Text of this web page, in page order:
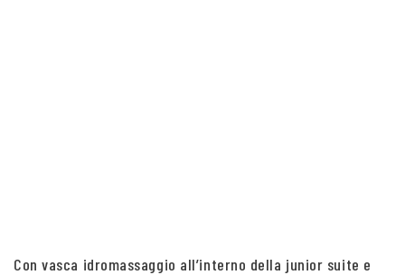
Con vasca idromassaggio all’interno della junior suite e